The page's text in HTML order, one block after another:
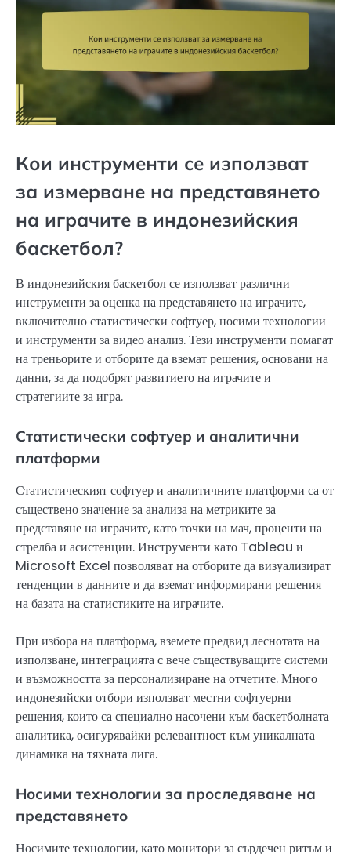
Кои инструменти се използват
за измерване на представянето
на играчите в индонезийския
баскетбол?
В индонезийския баскетбол се използват различни
инструменти за оценка на представянето на играчите,
включително статистически софтуер, носими технологии
и инструменти за видео анализ. Тези инструменти помагат
на треньорите и отборите да вземат решения, основани на
данни, за да подобрят развитието на играчите и
стратегиите за игра.
Статистически софтуер и аналитични
платформи
Статистическият софтуер и аналитичните платформи са от
съществено значение за анализа на метриките за
представяне на играчите, като точки на мач, проценти на
стрелба и асистенции. Инструменти като Tableau и
Microsoft Excel позволяват на отборите да визуализират
тенденции в данните и да вземат информирани решения
на базата на статистиките на играчите.
При избора на платформа, вземете предвид леснотата на
използване, интеграцията с вече съществуващите системи
и възможността за персонализиране на отчетите. Много
индонезийски отбори използват местни софтуерни
решения, които са специално насочени към баскетболната
аналитика, осигурявайки релевантност към уникалната
динамика на тяхната лига.
Носими технологии за проследяване на
представянето
Носимите технологии, като монитори за сърдечен ритъм и